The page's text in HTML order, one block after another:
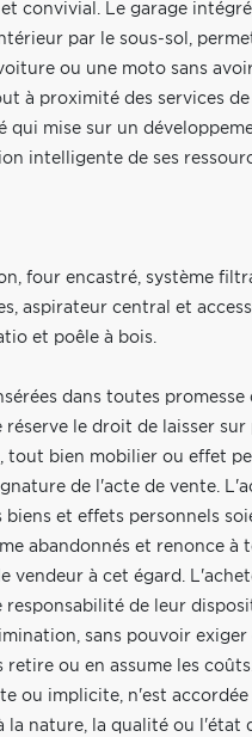
convivial. Le garage
par le sous-sol,
ou une moto sans
à proximité des services de
qui mise sur un
intelligente de ses
four encastré, système
aspirateur central et
et poêle à bois.
dans toutes promesse
réserve le droit de laisser sur
tout bien mobilier ou effet
de l'acte de vente.
biens et effets personnels
abandonnés et renonce à
vendeur à cet égard.
responsabilité de leur
sans pouvoir exiger
retire ou en assume les
ou implicite, n'est accordée
la nature, la qualité ou l'état